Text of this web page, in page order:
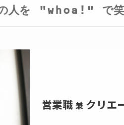
人を “whoa!” で笑
営業職兼 クリエ